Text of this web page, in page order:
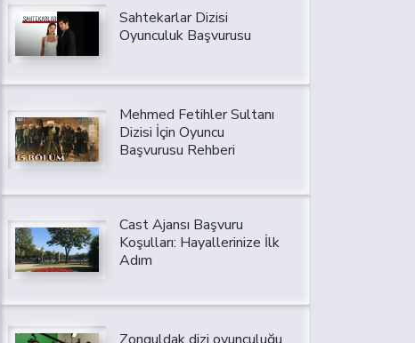
Sahtekarlar Dizisi
Oyunculuk Başvurusu
Mehmed Fetihler Sultanı
Dizisi İçin Oyuncu
Başvurusu Rehberi
Cast Ajansı Başvuru
Koşulları: Hayallerinize İlk
Adım